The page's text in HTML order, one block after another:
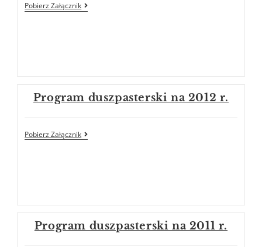
Pobierz Załącznik
Program duszpasterski na 2012 r.
Pobierz Załącznik
Program duszpasterski na 2011 r.